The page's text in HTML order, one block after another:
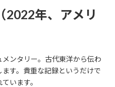
2022年、アメリ
ンタリー。古代東洋から伝わ
す。貴重な記録というだけで
います。